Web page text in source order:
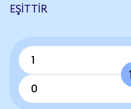
EŞITTIR